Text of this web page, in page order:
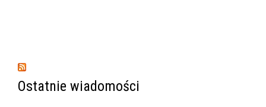
Ostatnie wiadomości